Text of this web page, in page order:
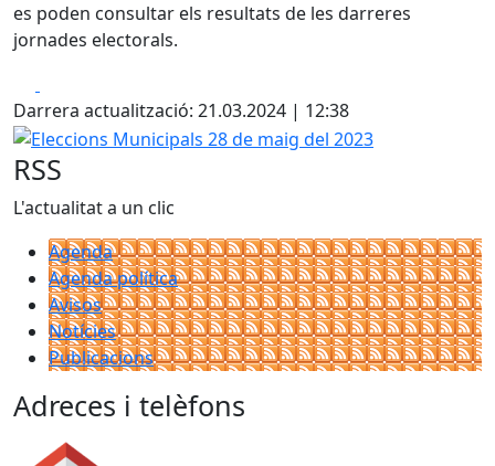
es poden consultar els resultats de les darreres
jornades electorals.
Darrera actualització: 21.03.2024 | 12:38
Eleccions Municipals 28 de maig del 2023
RSS
L'actualitat a un clic
Agenda
Agenda política
Avisos
Notícies
Publicacions
Adreces i telèfons